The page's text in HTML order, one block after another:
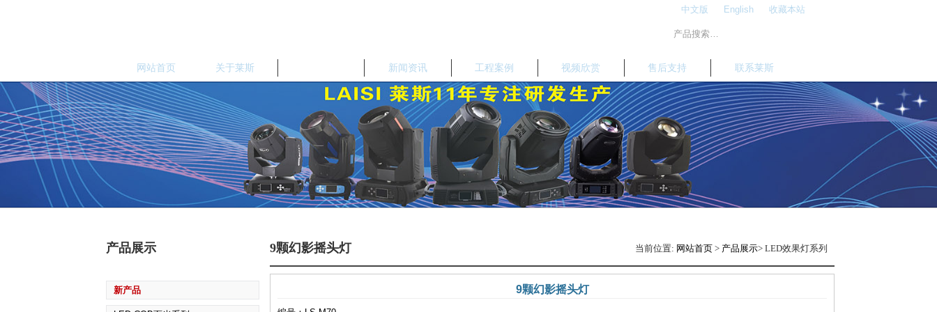
中文版 English 收藏本站
网站首页 关于莱斯 新闻资讯 工程案例 视频欣赏 售后支持 联系莱斯
产品展示
新产品
当前位置: 网站首页 > 产品展示> LED效果灯系列
9颗幻影摇头灯
9颗幻影摇头灯